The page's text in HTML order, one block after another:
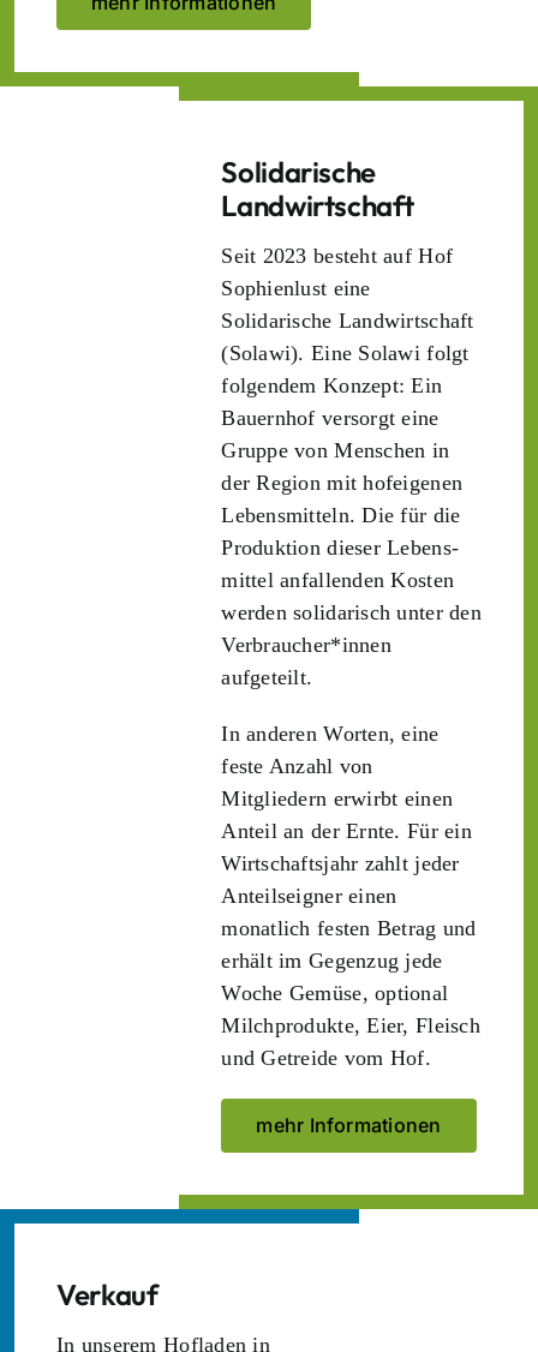
Solidarische
Landwirtschaft
Seit 2023 besteht auf Hof
Sophienlust eine
Solidarische Landwirtschaft
(Solawi). Eine Solawi folgt
folgendem Konzept: Ein
Bauern­hof versorgt eine
Gruppe von Menschen in
der Region mit hof­eigenen
Lebens­mitteln. Die für die
Produktion dieser Lebens­
mittel anfallenden Kosten
werden solidarisch unter den
Verbraucher*­innen
aufgeteilt.
In anderen Worten, eine
feste Anzahl von
Mitgliedern erwirbt einen
Anteil an der Ernte. Für ein
Wirtschaftsjahr zahlt jeder
Anteilseigner einen
monatlich festen Betrag und
erhält im Gegenzug jede
Woche Gemüse, optional
Milchprodukte, Eier, Fleisch
und Getreide vom Hof.
mehr Informationen
Verkauf
In unserem Hofladen in